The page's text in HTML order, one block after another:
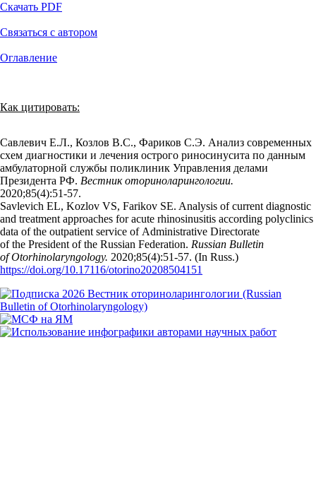
Скачать PDF
Связаться с автором
Оглавление
Как цитировать:
Савлевич Е.Л., Козлов В.С., Фариков С.Э. Анализ современных
схем диагностики и лечения острого риносинусита по данным
амбулаторной службы поликлиник Управления делами
Президента РФ. Вестник оториноларингологии.
2020;85(4):51‑57.
Savlevich EL, Kozlov VS, Farikov SE. Analysis of current diagnostic
and treatment approaches for acute rhinosinusitis according polyclinics
data of the outpatient service of Administrative Directorate
of the President of the Russian Federation. Russian Bulletin
of Otorhinolaryngology. 2020;85(4):51‑57. (In Russ.)
https://doi.org/10.17116/otorino20208504151